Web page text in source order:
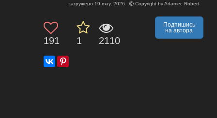
загружено 19 may, 2026 Copyright byAdamec Robert
191 1 2110
Подпишись
на автора